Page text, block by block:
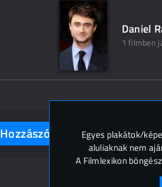
Daniel
1 filmben
Hozzászólások (0)
Egyes plakátok/
aluliaknak nem
A Filmlexikon